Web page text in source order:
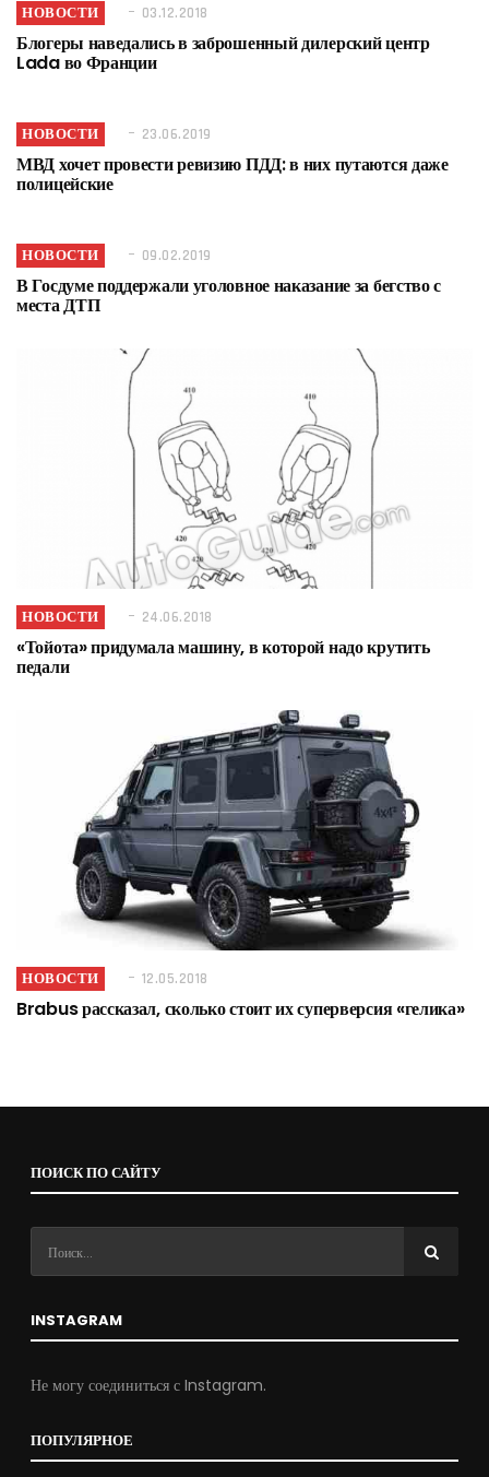
НОВОСТИ 03.12.2018
Блогеры наведались в заброшенный дилерский центр
Lada во Франции
НОВОСТИ 23.06.2019
МВД хочет провести ревизию ПДД: в них путаются даже
полицейские
НОВОСТИ 09.02.2019
В Госдуме поддержали уголовное наказание за бегство с
места ДТП
НОВОСТИ 24.06.2018
«Тойота» придумала машину, в которой надо крутить
педали
НОВОСТИ 12.05.2018
Brabus рассказал, сколько стоит их суперверсия «гелика»
ПОИСК ПО САЙТУ
INSTAGRAM
Не могу соединиться с Instagram.
ПОПУЛЯРНОЕ